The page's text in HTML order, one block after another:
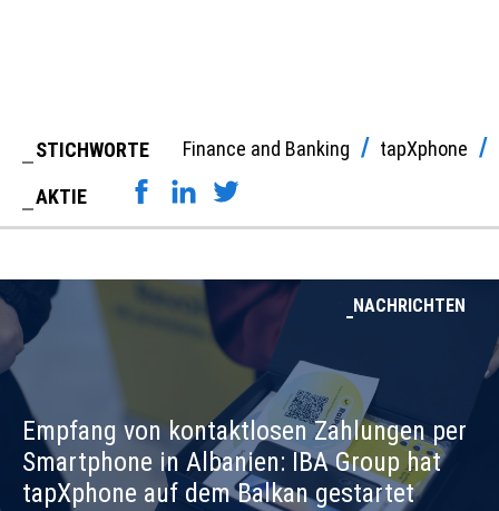
STICHWORTE Finance and Banking tapXphone
AKTIE
NACHRICHTEN
Empfang von kontaktlosen Zahlungen per
Smartphone in Albanien: IBA Group hat
tapXphone auf dem Balkan gestartet